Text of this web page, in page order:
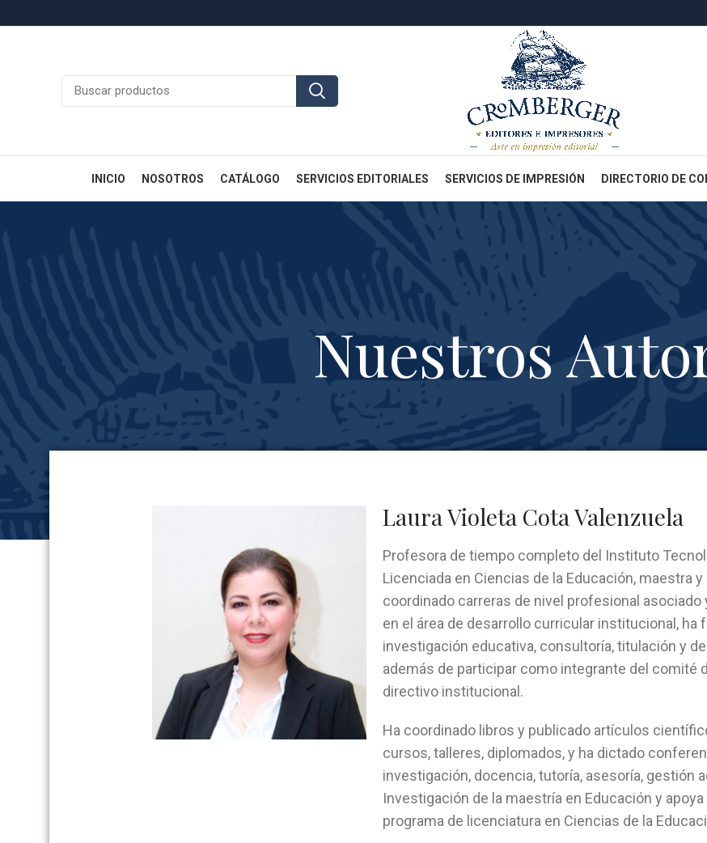
INICIO NOSOTROS CATÁLOGO SERVICIOS EDITORIALES SERVICIOS DE IMPRESIÓN DIRECTORIO DE
Nuestros
Laura Violeta Cota Valenzuela
Profesora de tiempo completo del Instituto
Licenciada en Ciencias de la Educación, maestra
coordinado carreras de nivel profesional
en el área de desarrollo curricular institucional,
investigación educativa, consultoría, titulación y
además de participar como integrante del comité
directivo institucional.
Ha coordinado libros y publicado artículos
cursos, talleres, diplomados, y ha dictado
investigación, docencia, tutoría, asesoría, gestión
Investigación de la maestría en Educación y
programa de licenciatura en Ciencias de la